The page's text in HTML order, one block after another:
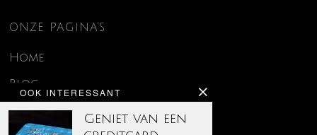
OOK INTERESSANT
Geniet van een
ONZE PAGINA’S
Home
Blog
Contact